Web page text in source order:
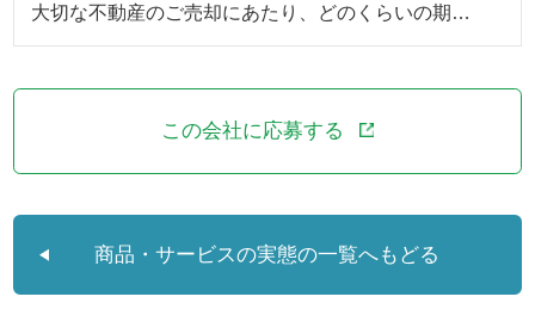
大切な不動産のご売却にあたり、どのくらいの期…
この会社に応募する
商品・サービスの実態の一覧へもどる